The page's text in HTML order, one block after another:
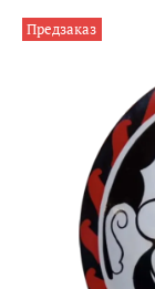
Предзаказ